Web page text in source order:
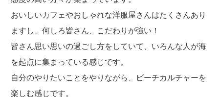
おいしいカフェやおしゃれな洋服屋さんはたくさんあり
ますし、何しろ皆さん、こだわりが強い！
皆さん思い思いの過ごし方をしていて、いろんな人が海
を起点に集まっている感じです。
自分のやりたいことをやりながら、ビーチカルチャーを
楽しむ感じです。